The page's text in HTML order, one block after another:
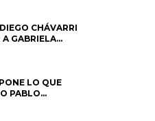
CHÁVARRI
A GABRIELA
SU SALIDA
LO QUE
PABLO
FULLER: “UNA
EL